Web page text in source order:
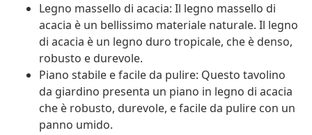
Legno massello di acacia: Il legno massello di
acacia è un bellissimo materiale naturale. Il legno
di acacia è un legno duro tropicale, che è denso,
robusto e durevole.
Piano stabile e facile da pulire: Questo tavolino
da giardino presenta un piano in legno di acacia
che è robusto, durevole, e facile da pulire con un
panno umido.